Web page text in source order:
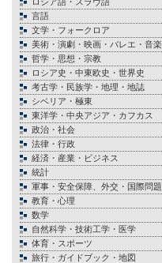
言語
文学・フォークロア
美術・演劇・映画・バレエ・音楽
哲学・思想・宗教
ロシア史・中東欧史・世界史
考古学・民族学・地理・地誌
シベリア・極東
東洋学・中央アジア・カフカス
政治・社会
法律・行政
経済・産業・ビジネス
統計
軍事・安全保障、外交・国際問題
教育・心理
数学
自然科学・技術工学・医学
体育・スポーツ
旅行・ガイドブック・地図